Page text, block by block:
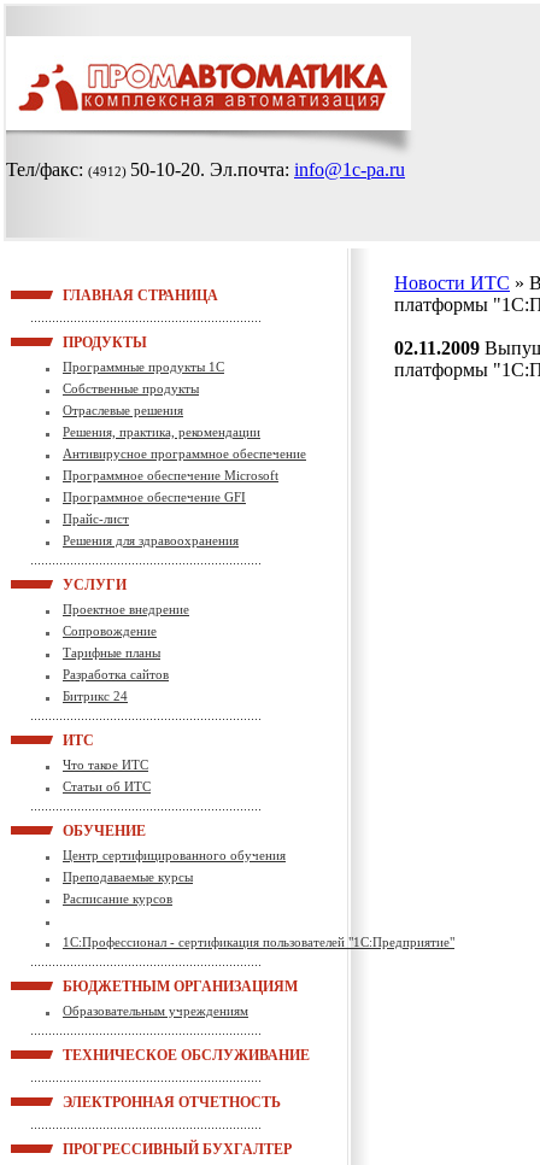
Тел/факс: (4912) 50-10-20. Эл.почта: info@1c-pa.ru
ГЛАВНАЯ СТРАНИЦА
ПРОДУКТЫ
Программные продукты 1С
Собственные продукты
Отраслевые решения
Решения, практика, рекомендации
Антивирусное программное обеспечение
Программное обеспечение Microsoft
Программное обеспечение GFI
Прайс-лист
Решения для здравоохранения
УСЛУГИ
Проектное внедрение
Сопровождение
Тарифные планы
Разработка сайтов
Битрикс 24
ИТС
Что такое ИТС
Статьи об ИТС
ОБУЧЕНИЕ
Центр сертифицированного обучения
Преподаваемые курсы
Расписание курсов
1С:Профессионал - сертификация пользователей "1С:Предприятие"
БЮДЖЕТНЫМ ОРГАНИЗАЦИЯМ
Образовательным учреждениям
ТЕХНИЧЕСКОЕ ОБСЛУЖИВАНИЕ
ЭЛЕКТРОННАЯ ОТЧЕТНОСТЬ
ПРОГРЕССИВНЫЙ БУХГАЛТЕР
Новости ИТС »
платформы
02.11.2009
платформы